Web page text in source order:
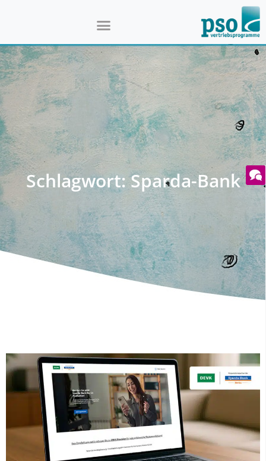
Schlagwort: Sparda-Bank